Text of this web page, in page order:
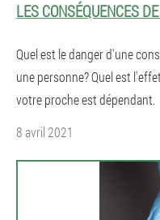
LES CONSÉQUENCES
Quel est le danger d'une
une personne? Quel est
votre proche est dépendant.
8 avril 2021